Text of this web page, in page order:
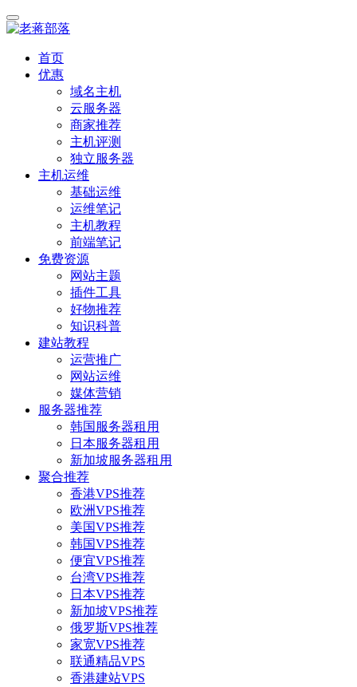
首页
优惠
域名主机
云服务器
商家推荐
主机评测
独立服务器
主机运维
基础运维
运维笔记
主机教程
前端笔记
免费资源
网站主题
插件工具
好物推荐
知识科普
建站教程
运营推广
网站运维
媒体营销
服务器推荐
韩国服务器租用
日本服务器租用
新加坡服务器租用
聚合推荐
香港VPS推荐
欧洲VPS推荐
美国VPS推荐
韩国VPS推荐
便宜VPS推荐
台湾VPS推荐
日本VPS推荐
新加坡VPS推荐
俄罗斯VPS推荐
家宽VPS推荐
联通精品VPS
香港建站VPS